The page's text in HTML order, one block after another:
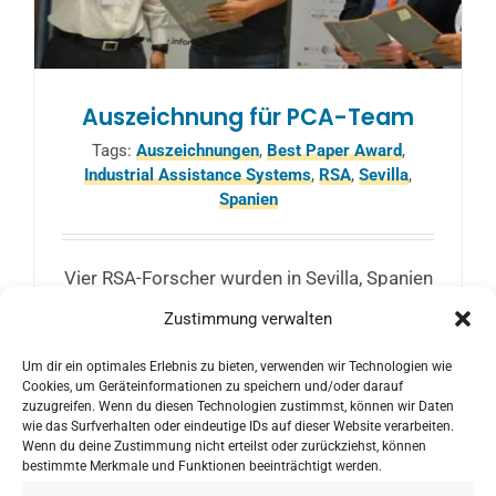
Zustimmung verwalten
Um dir ein optimales Erlebnis zu bieten, verwenden wir Technologien wie
Cookies, um Geräteinformationen zu speichern und/oder darauf
zuzugreifen. Wenn du diesen Technologien zustimmst, können wir Daten
wie das Surfverhalten oder eindeutige IDs auf dieser Website verarbeiten.
Wenn du deine Zustimmung nicht erteilst oder zurückziehst, können
bestimmte Merkmale und Funktionen beeinträchtigt werden.
Auszeichnung für PCA-Team
Tags: Auszeichnungen, Best Paper Award,
Industrial Assistance Systems, RSA, Sevilla,
Spanien
Vier RSA-Forscher wurden in Sevilla, Spanien
mit dem Best Paper Award für die
with Multi-Sensor Fusion in Industrial
Assistance Systems" ausgezeichnet.